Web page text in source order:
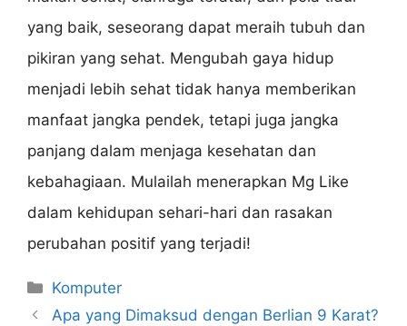
yang baik, seseorang dapat meraih tubuh dan
pikiran yang sehat. Mengubah gaya hidup
menjadi lebih sehat tidak hanya memberikan
manfaat jangka pendek, tetapi juga jangka
panjang dalam menjaga kesehatan dan
kebahagiaan. Mulailah menerapkan Mg Like
dalam kehidupan sehari-hari dan rasakan
perubahan positif yang terjadi!
Categories
Komputer
Apa yang Dimaksud dengan Berlian 9 Karat?